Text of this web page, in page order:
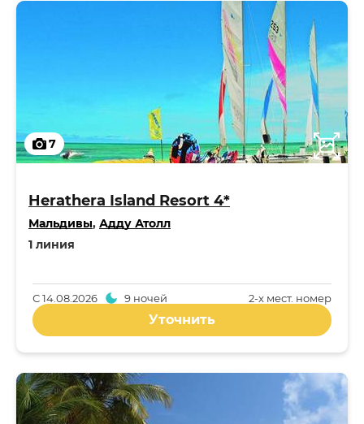
7
Herathera Island Resort 4*
Мальдивы, Адду Атолл
1 линия
2-x мест. номер
С14.08.2026 9 ночей
Уточнить